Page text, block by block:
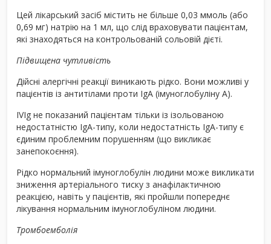
Цей лікарський засіб містить не більше 0,03 ммоль (або
0,69 мг) натрію на 1 мл, що слід враховувати пацієнтам,
які знаходяться на контрольованій сольовій дієті.
Підвищена чутливість
Дійсні алергічні реакції виникають рідко. Вони можливі у
пацієнтів із антитілами проти IgA (імуноглобуліну А).
IVIg не показаний пацієнтам тільки із ізольованою
недостатністю IgA-типу, коли недостатність IgA-типу є
єдиним проблемним порушенням (що викликає
занепокоєння).
Рідко нормальний імуноглобулін людини може викликати
зниження артеріального тиску з анафілактичною
реакцією, навіть у пацієнтів, які пройшли попереднє
лікування нормальним імуноглобуліном людини.
Тромбоемболія